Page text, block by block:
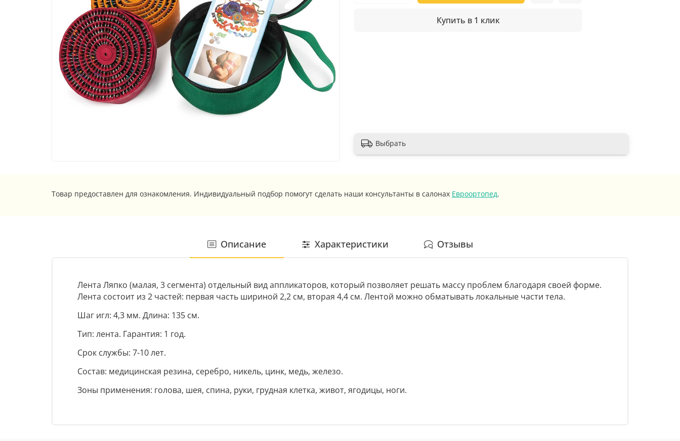
Купить в 1 клик
Выбрать
Товар предоставлен для ознакомления. Индивидуальный подбор помогут сделать наши консультанты в салонах Евроортопед.
Описание Характеристики Отзывы
Лента Ляпко (малая, 3 сегмента) отдельный вид аппликаторов, который позволяет решать массу проблем благодаря своей форме.
Лента состоит из 2 частей: первая часть шириной 2,2 см, вторая 4,4 см. Лентой можно обматывать локальные части тела.
Шаг игл: 4,3 мм. Длина: 135 см.
Тип: лента. Гарантия: 1 год.
Срок службы: 7-10 лет.
Состав: медицинская резина, серебро, никель, цинк, медь, железо.
Зоны применения: голова, шея, спина, руки, грудная клетка, живот, ягодицы, ноги.